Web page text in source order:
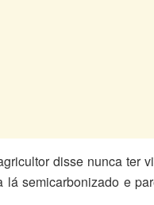
disse nunca ter
lá semicarbonizado e